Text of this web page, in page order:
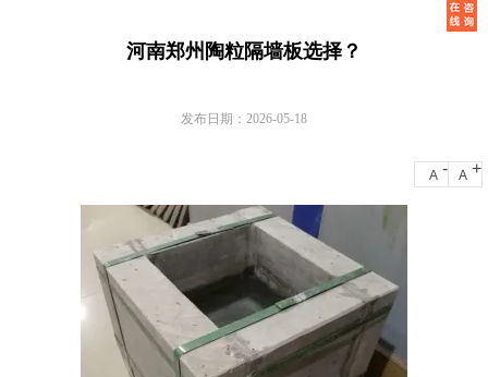
河南郑州陶粒隔墙板选择？
发布日期：2026-05-18
A - A +